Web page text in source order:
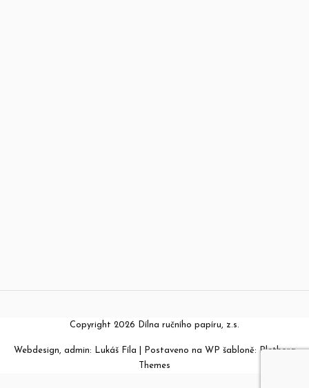
Copyright 2026 Dílna ručního papíru, z.s.
Webdesign, admin: Lukáš Fíla | Postaveno na WP šabloně: Plethora
Themes